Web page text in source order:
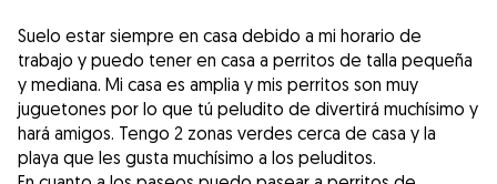
Suelo estar siempre en casa debido a mi horario de
trabajo y puedo tener en casa a perritos de talla pequeña
y mediana. Mi casa es amplia y mis perritos son muy
juguetones por lo que tú peludito de divertirá muchísimo y
hará amigos. Tengo 2 zonas verdes cerca de casa y la
playa que les gusta muchísimo a los peluditos.